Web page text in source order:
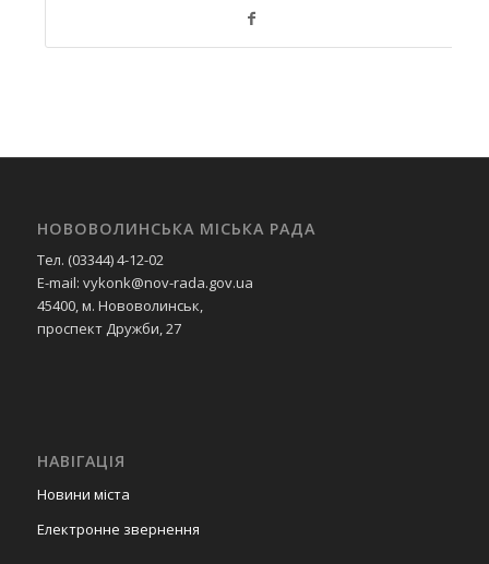
НОВОВОЛИНСЬКА МІСЬКА РАДА
Тел. (03344) 4-12-02
E-mail: vykonk@nov-rada.gov.ua
45400, м. Нововолинськ,
проспект Дружби, 27
НАВІГАЦІЯ
Новини міста
Електронне звернення